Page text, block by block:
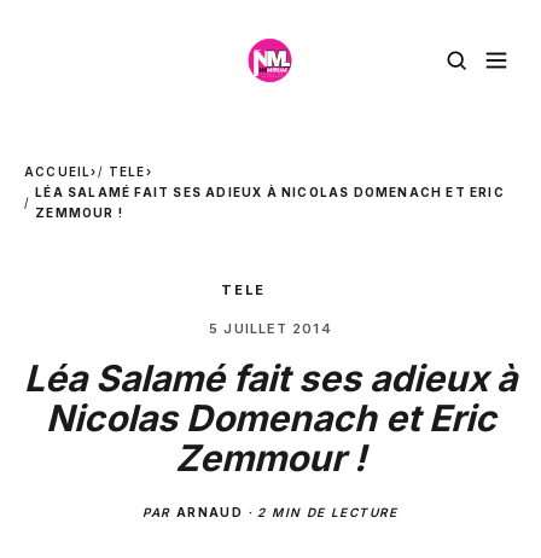
ACCUEIL› TELE›
LÉA SALAMÉ FAIT SES ADIEUX À NICOLAS DOMENACH ET ERIC
ZEMMOUR !
TELE
5 JUILLET 2014
Léa Salamé fait ses adieux à
Nicolas Domenach et Eric
Zemmour !
PAR ARNAUD · 2 MIN DE LECTURE